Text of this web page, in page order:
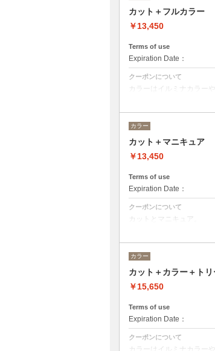
カット＋フルカラー
￥13,450
Terms of use
Expiration Date：
クーポンについて
カラーはイルミナカラー
デザインによってベスト
※ロング料金有り ＋
カラー
カット＋マニキュア
￥13,450
Terms of use
Expiration Date：
クーポンについて
カットとマニキュア。
カラー
カット＋カラー＋トリ
￥15,650
Terms of use
Expiration Date：
クーポンについて
カラーはイルミナカラー